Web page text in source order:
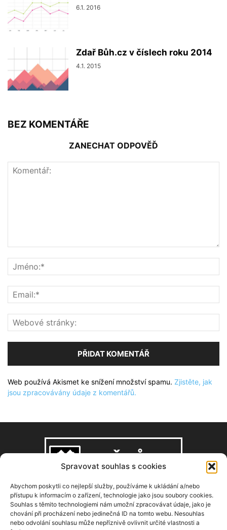
Spravovat souhlas s cookies
Abychom poskytli co nejlepší služby, používáme k ukládání a/nebo
přístupu k informacím o zařízení, technologie jako jsou soubory cookies.
Souhlas s těmito technologiemi nám umožní zpracovávat údaje, jako je
chování při procházení nebo jedinečná ID na tomto webu. Nesouhlas
nebo odvolání souhlasu může nepříznivě ovlivnit určité vlastnosti a
6.1. 2016
Zdař Bůh.cz v číslech roku 2014
4.1. 2015
BEZ KOMENTÁŘE
ZANECHAT ODPOVĚĎ
Web používá Akismet ke snížení množství spamu. Zjistěte, jak
jsou zpracovávány údaje z komentářů.
O NÁS